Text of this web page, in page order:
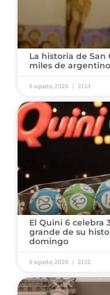
La historia de San
miles de
6 agosto, 2026 21:13
El Quini 6 celebra
grande de su
domingo
6 agosto, 2026 21:12